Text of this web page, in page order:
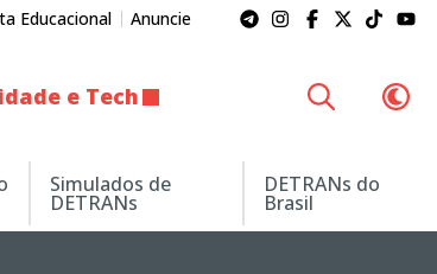
Educacional Anuncie
e Tech
Simulados de
DETRANs
DETRANs do
Brasil